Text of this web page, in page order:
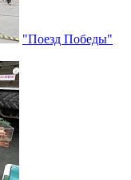
"Поезд Победы"